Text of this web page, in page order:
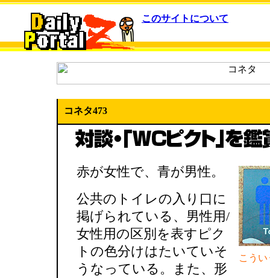
このサイトについて
コネタ473
こう
赤が女性で、青が男性。
公共のトイレの入り口に
掲げられている、男性用/
女性用の区別を表すピク
トの色分けはたいていそ
うなっている。また、形